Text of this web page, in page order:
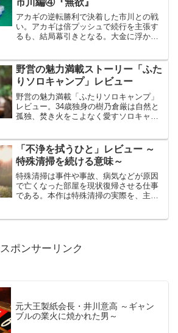
アカギの逆転勝利で決着した市川との戦
い。アカギは倍プッシュで続行を主張す
るも、結局幕引きとなる。大金に浮かれ
印象に残る。
野営の魅力満載ストーリー「ふた
りソロキャンプ」レビュー
野営の魅力満載「ふたりソロキャンプ」
レビュー。34歳独身の樹乃倉厳は自然と
孤独、焚き火をこよなく愛すソロキャン
に…。
「不浄を拭うひと」レビュー ～
特殊清掃を続ける意味～
特殊清掃は事件や事故、病気などが原因
で亡くなった部屋を現状復帰させる仕事
である。本作は特殊清掃の実際を、主人
スポンサーリンク
元大王製紙会長・井川意高 ～ギャン
ブルの業火に焼かれた男～